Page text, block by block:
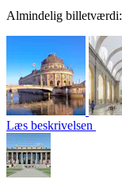
Almindelig billetværdi:
Læs beskrivelsen